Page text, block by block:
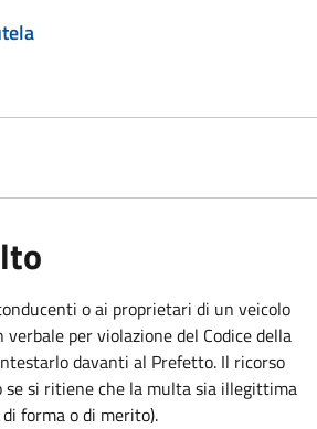
o ai proprietari di un veicolo
per violazione del Codice della
davanti al Prefetto. Il ricorso
se si ritiene che la multa sia illegittima
forma o di merito).